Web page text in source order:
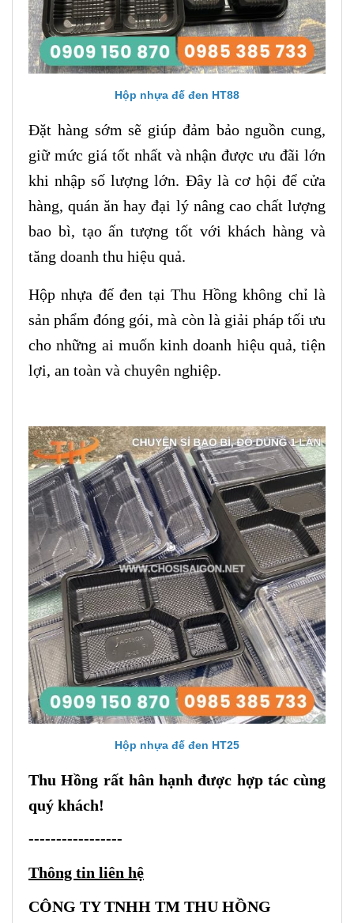
Hộp nhựa đế đen HT88
Đặt hàng sớm sẽ giúp đảm bảo nguồn cung,
giữ mức giá tốt nhất và nhận được ưu đãi lớn
khi nhập số lượng lớn. Đây là cơ hội để cửa
hàng, quán ăn hay đại lý nâng cao chất lượng
bao bì, tạo ấn tượng tốt với khách hàng và
tăng doanh thu hiệu quả.
Hộp nhựa đế đen tại Thu Hồng không chỉ là
sản phẩm đóng gói, mà còn là giải pháp tối ưu
cho những ai muốn kinh doanh hiệu quả, tiện
lợi, an toàn và chuyên nghiệp.
Hộp nhựa đế đen HT25
Thu Hồng rất hân hạnh được hợp tác cùng
quý khách!
-----------------
Thông tin liên hệ
CÔNG TY TNHH TM THU HỒNG